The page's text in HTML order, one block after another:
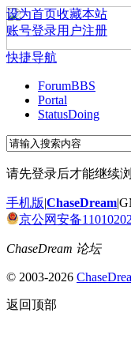
设为首页收藏本站
账号登录用户注册
快捷导航
ForumBBS
Portal
StatusDoing
请先登录后才能继续
手机版|ChaseDream|
京公网安备
ChaseDream 论坛
© 2003-2026
返回顶部